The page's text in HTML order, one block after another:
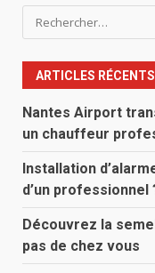
Rechercher :
ARTICLES RÉCENTS
Nantes Airport
un chauffeur
Installation
d’un professionnel
Découvrez la
pas de chez vous